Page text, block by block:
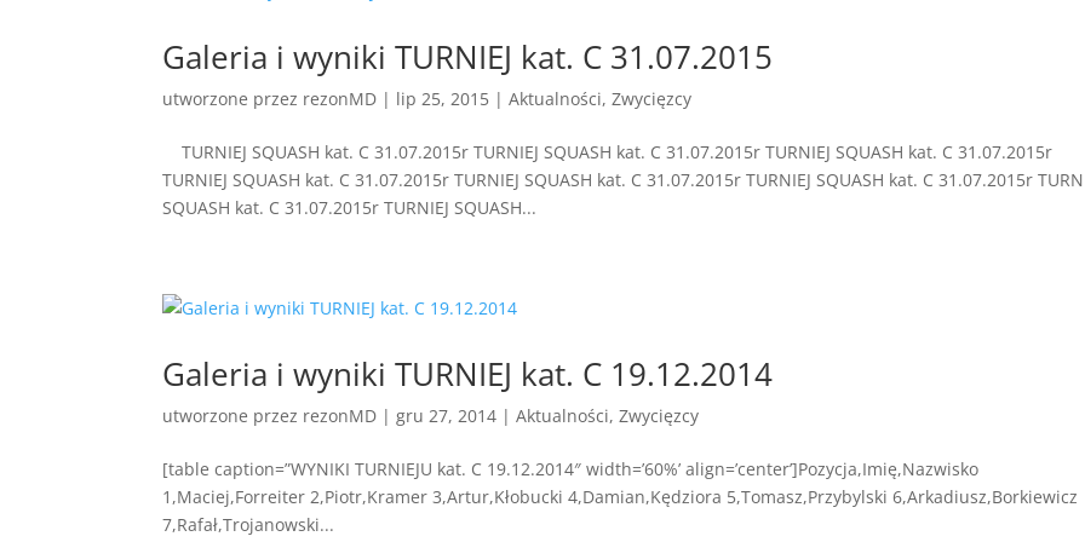
Galeria i wyniki TURNIEJ kat. C 31.07.2015
utworzone przez rezonMD | lip 25, 2015 |Aktualności,Zwycięzcy
TURNIEJ SQUASH kat. C 31.07.2015r TURNIEJ SQUASH kat. C 31.07.2015r TURNIEJ SQUASH kat. C 31.07.2015r
TURNIEJ SQUASH kat. C 31.07.2015r TURNIEJ SQUASH kat. C 31.07.2015r TURNIEJ SQUASH kat. C 31.07.2015r
SQUASH kat. C 31.07.2015r TURNIEJ SQUASH...
Galeria i wyniki TURNIEJ kat. C 19.12.2014
utworzone przez rezonMD |gru 27, 2014 |Aktualności,Zwycięzcy
[table caption=”WYNIKI TURNIEJU kat. C 19.12.2014″ width=’60%’ align=’center’]Pozycja,Imię,Nazwisko
1,Maciej,Forreiter 2,Piotr,Kramer 3,Artur,Kłobucki 4,Damian,Kędziora 5,Tomasz,Przybylski 6,Arkadiusz,Borkiewicz
7,Rafał,Trojanowski...